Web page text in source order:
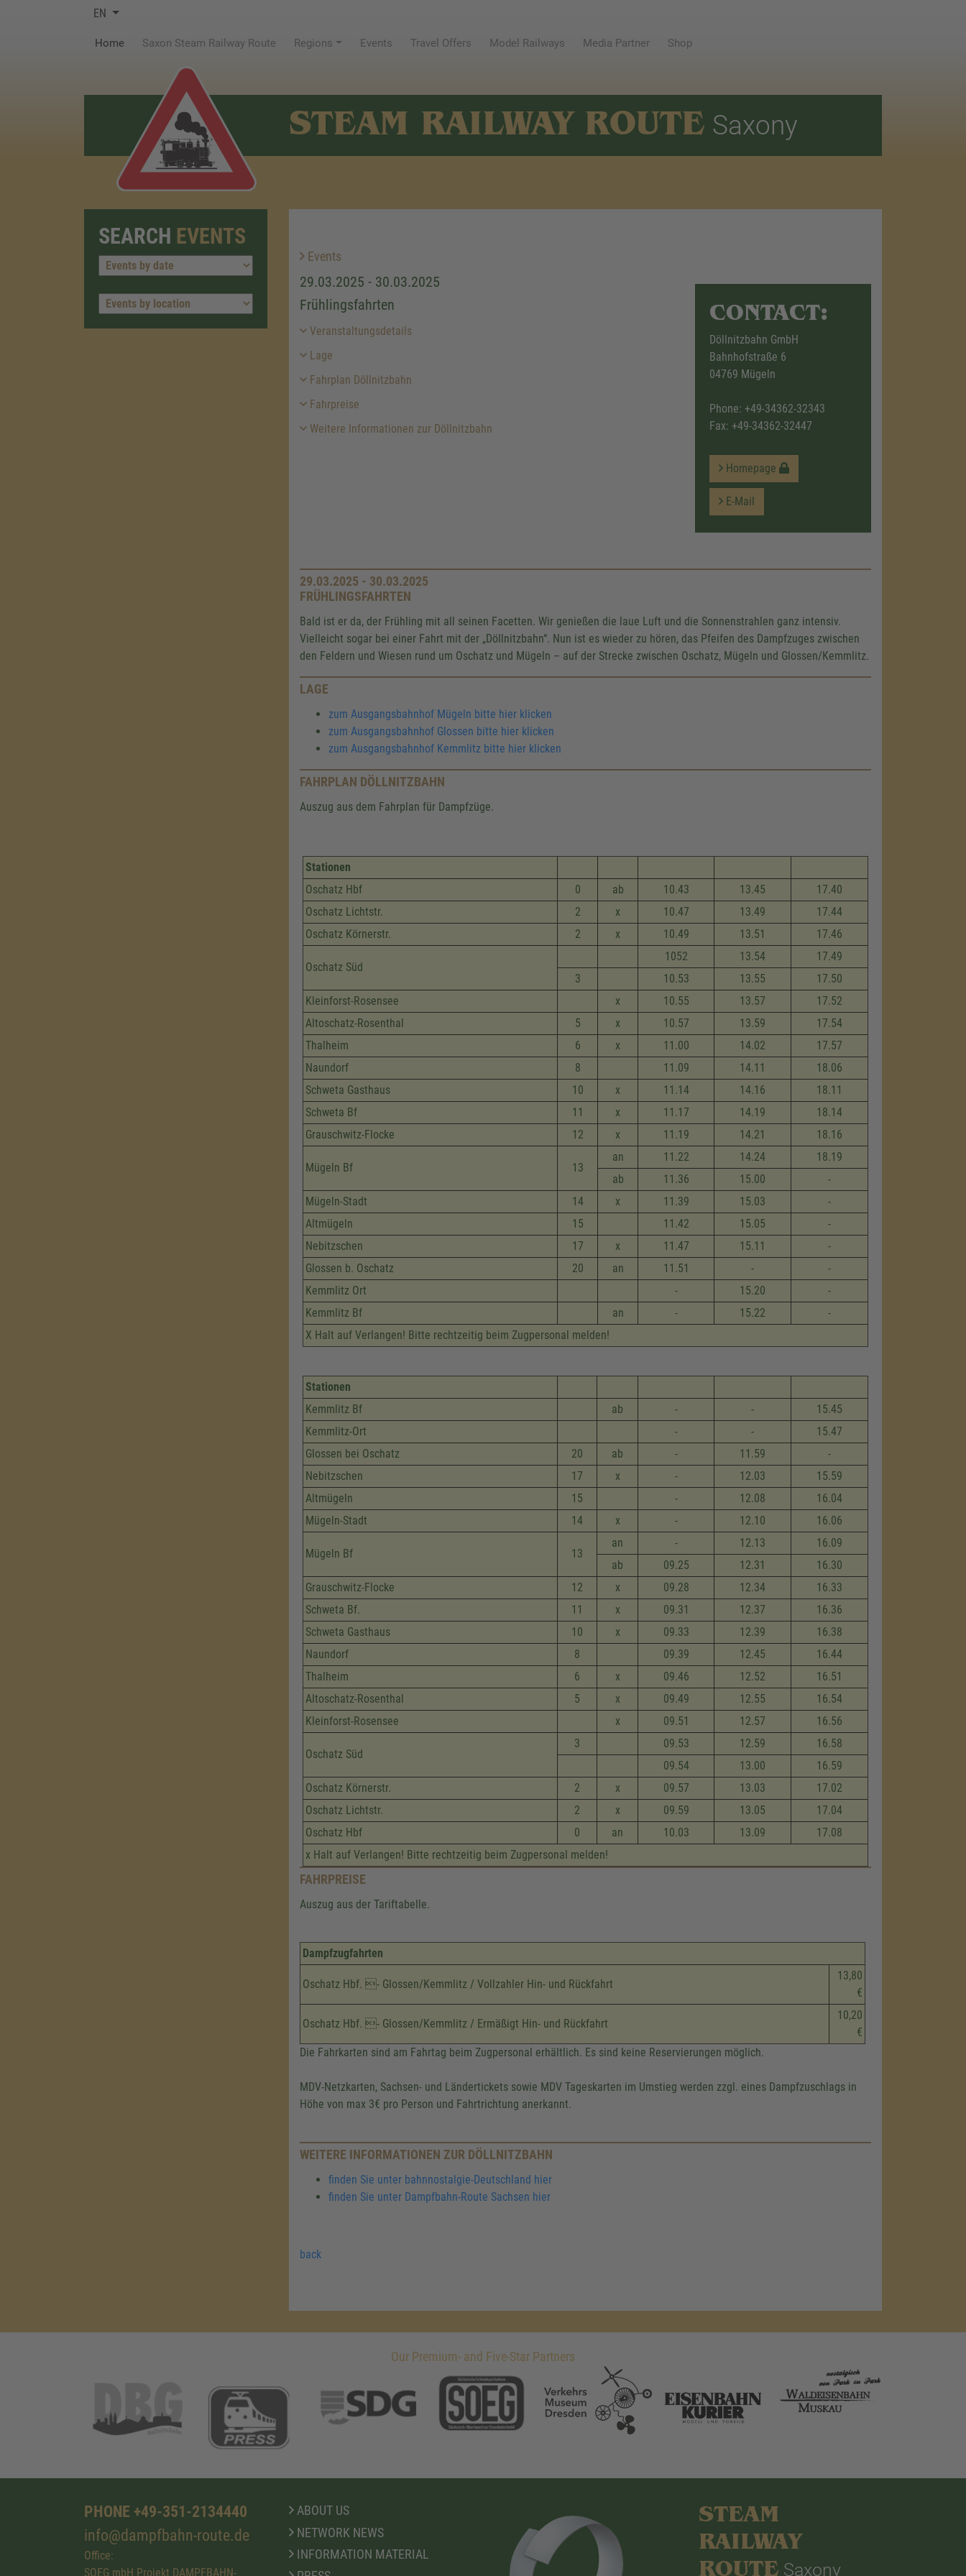
EN
Home(current)Saxon Steam Railway Route Regions Events Travel Offers Model Railways Media Partner Shop
STEAM RAILWAY ROUTE Saxony
SEARCH EVENTS
Events
29.03.2025 - 30.03.2025
Frühlingsfahrten
Veranstaltungsdetails
Lage
Fahrplan Döllnitzbahn
Fahrpreise
Weitere Informationen zur Döllnitzbahn
CONTACT:
Döllnitzbahn GmbH
Bahnhofstraße 6
04769 Mügeln
Phone: +49-34362-32343
Fax: +49-34362-32447
Homepage
E-Mail
29.03.2025 - 30.03.2025
FRÜHLINGSFAHRTEN
Bald ist er da, der Frühling mit all seinen Facetten. Wir genießen die laue Luft und die Sonnenstrahlen ganz intensiv.
Vielleicht sogar bei einer Fahrt mit der „Döllnitzbahn“. Nun ist es wieder zu hören, das Pfeifen des Dampfzuges zwischen
den Feldern und Wiesen rund um Oschatz und Mügeln – auf der Strecke zwischen Oschatz, Mügeln und Glossen/Kemmlitz.
LAGE
zum Ausgangsbahnhof Mügeln bitte hier klicken
zum Ausgangsbahnhof Glossen bitte hier klicken
zum Ausgangsbahnhof Kemmlitz bitte hier klicken
FAHRPLAN DÖLLNITZBAHN
Auszug aus dem Fahrplan für Dampfzüge.
Stationen
Oschatz Hbf
0 ab 10.43 13.45
17.40
Oschatz Lichtstr.
2 x 10.47 13.49
17.44
Oschatz Körnerstr.
2 x 10.49 13.51 17.46
Oschatz Süd
1052 13.54
17.49
3
10.53 13.55
17.50
Kleinforst-Rosensee
x 10.55 13.57
17.52
Altoschatz-Rosenthal
5 x 10.57 13.59
17.54
Thalheim
6 x 11.00 14.02
17.57
Naundorf
8 11.09 14.11
18.06
Schweta Gasthaus
10 x 11.14 14.16
18.11
Schweta Bf
11 x 11.17 14.19
18.14
Grauschwitz-Flocke
12 x 11.19 14.21 18.16
Mügeln Bf 13
an 11.22 14.24
18.19
ab
11.36 15.00
-
Mügeln-Stadt
14 x 11.39 15.03
-
Altmügeln
15 11.42 15.05
-
Nebitzschen
17 x 11.47 15.11
-
Glossen b. Oschatz
20 an 11.51 -
-
Kemmlitz Ort
- 15.20
-
Kemmlitz Bf
an - 15.22
-
X Halt auf Verlangen! Bitte rechtzeitig beim Zugpersonal melden!
Stationen
Kemmlitz Bf
ab - -
15.45
Kemmlitz-Ort
- -
15.47
Glossen bei Oschatz
20 ab - 11.59
-
Nebitzschen
17 x - 12.03
15.59
Altmügeln
15 - 12.08
16.04
Mügeln-Stadt
14 x - 12.10 16.06
Mügeln Bf 13
an - 12.13
16.09
ab
09.25 12.31
16.30
Grauschwitz-Flocke
12 x 09.28 12.34
16.33
Schweta Bf.
11 x 09.31 12.37
16.36
Schweta Gasthaus
10 x 09.33 12.39
16.38
Naundorf
8 09.39 12.45
16.44
Thalheim
6 x 09.46 12.52
16.51
Altoschatz-Rosenthal
5 x 09.49 12.55
16.54
Kleinforst-Rosensee
x 09.51 12.57 16.56
Oschatz Süd
3 09.53 12.59
16.58
09.54
13.00
16.59
Oschatz Körnerstr.
2 x 09.57 13.03
17.02
Oschatz Lichtstr.
2 x 09.59 13.05
17.04
Oschatz Hbf
0 an 10.03 13.09
17.08
x Halt auf Verlangen! Bitte rechtzeitig beim Zugpersonal melden!
FAHRPREISE
Auszug aus der Tariftabelle.
Dampfzugfahrten
Oschatz Hbf. - Glossen/Kemmlitz / Vollzahler Hin- und Rückfahrt
13,80
€
Oschatz Hbf. - Glossen/Kemmlitz / Ermäßigt Hin- und Rückfahrt
10,20
€
Die Fahrkarten sind am Fahrtag beim Zugpersonal erhältlich. Es sind keine Reservierungen möglich.
MDV-Netzkarten, Sachsen- und Ländertickets sowie MDV Tageskarten im Umstieg werden zzgl. eines Dampfzuschlags in
Höhe von max 3€ pro Person und Fahrtrichtung anerkannt.
WEITERE INFORMATIONEN ZUR DÖLLNITZBAHN
finden Sie unter bahnnostalgie-Deutschland hier
finden Sie unter Dampfbahn-Route Sachsen hier
back
Our Premium- and Five-Star Partners
PHONE +49-351-2134440
info@dampfbahn-route.de
Office:
SOEG mbH Projekt DAMPFBAHN-
ABOUT US
NETWORK NEWS
INFORMATION MATERIAL
STEAM
RAILWAY
ROUTE Saxony